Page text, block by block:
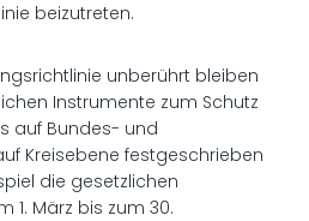
beizutreten.
unberührt bleiben
Instrumente zum Schutz
auf Bundes- und
Kreisebene festgeschrieben
die gesetzlichen
1. März bis zum 30.